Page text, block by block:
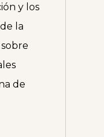
y los
la
de